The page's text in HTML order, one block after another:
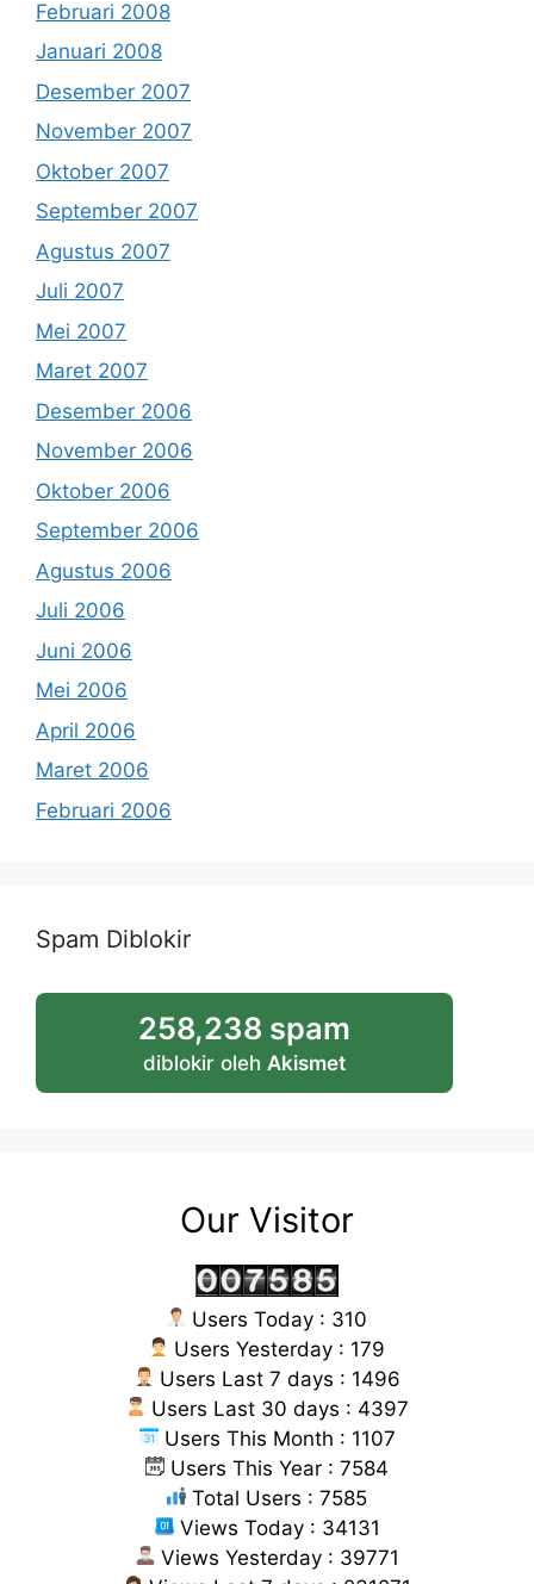
Februari 2008
Januari 2008
Desember 2007
November 2007
Oktober 2007
September 2007
Agustus 2007
Juli 2007
Mei 2007
Maret 2007
Desember 2006
November 2006
Oktober 2006
September 2006
Agustus 2006
Juli 2006
Juni 2006
Mei 2006
April 2006
Maret 2006
Februari 2006
Spam Diblokir
258,238 spam
diblokir oleh Akismet
Our Visitor
Users Today : 310
Users Yesterday : 179
Users Last 7 days : 1496
Users Last 30 days : 4397
Users This Month : 1107
Users This Year : 7584
Total Users : 7585
Views Today : 34131
Views Yesterday : 39771